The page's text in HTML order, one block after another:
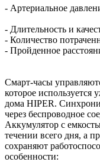
- Артериальное
- Длительность и
- Количество
- Пройденное
Смарт-часы
которое используется
дома HIPER.
через беспроводное
Аккумулятор с
течении всего дня, а
сохраняют
особенности: